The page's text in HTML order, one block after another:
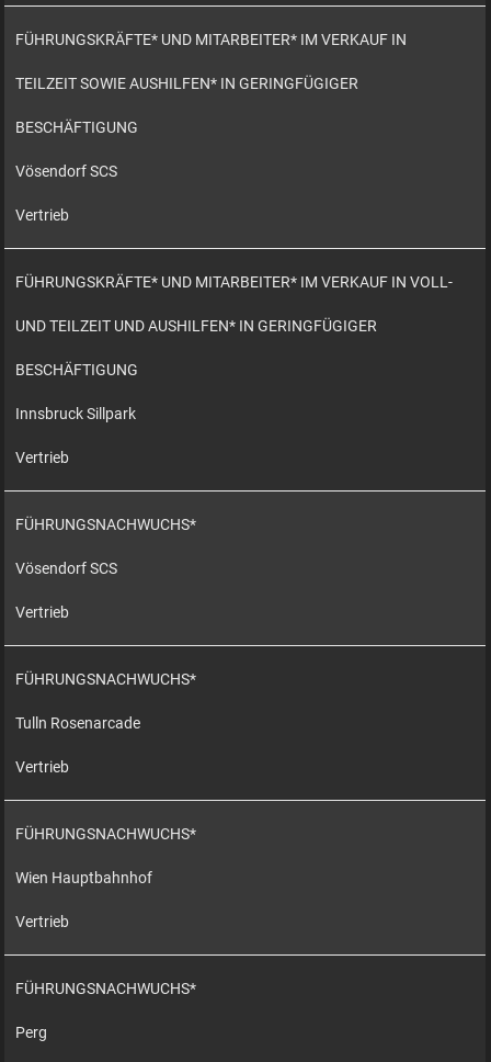
FÜHRUNGSKRÄFTE* UND MITARBEITER* IM VERKAUF IN
TEILZEIT SOWIE AUSHILFEN* IN GERINGFÜGIGER
BESCHÄFTIGUNG
Vösendorf SCS
Vertrieb
FÜHRUNGSKRÄFTE* UND MITARBEITER* IM VERKAUF IN VOLL-
UND TEILZEIT UND AUSHILFEN* IN GERINGFÜGIGER
BESCHÄFTIGUNG
Innsbruck Sillpark
Vertrieb
FÜHRUNGSNACHWUCHS*
Vösendorf SCS
Vertrieb
FÜHRUNGSNACHWUCHS*
Tulln Rosenarcade
Vertrieb
FÜHRUNGSNACHWUCHS*
Wien Hauptbahnhof
Vertrieb
FÜHRUNGSNACHWUCHS*
Perg